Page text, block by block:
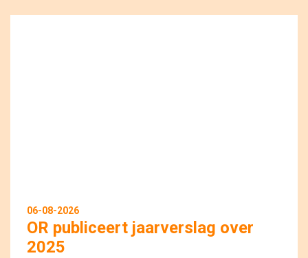
06-08-2026
OR publiceert jaarverslag over
2025